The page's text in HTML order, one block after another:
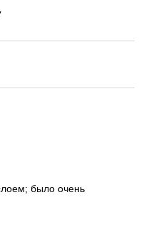
было очень